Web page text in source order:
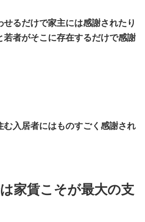
せるだけで家主には感謝されたり
若者がそこに存在するだけで感謝
む入居者にはものすごく感謝され
家賃こそが最大の支